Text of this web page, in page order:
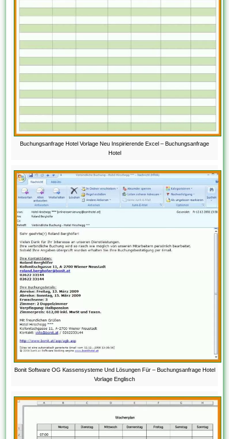
Buchungsanfrage Hotel Vorlage Neu Inspirierende Excel – Buchungsanfrage
Hotel
Bonit Software OG Kassensysteme Und Lösungen Für – Buchungsanfrage Hotel
Vorlage Englisch